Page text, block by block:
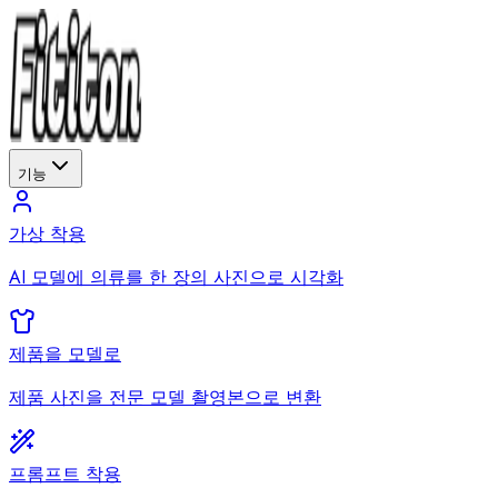
기능
가상 착용
AI 모델에 의류를 한 장의 사진으로 시각화
제품을 모델로
제품 사진을 전문 모델 촬영본으로 변환
프롬프트 착용